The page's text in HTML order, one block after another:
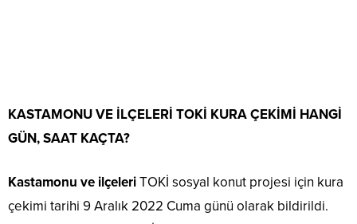
KASTAMONU VE İLÇELERİ TOKİ KURA ÇEKİMİ HANGİ
GÜN, SAAT KAÇTA?
Kastamonu ve ilçeleriTOKİ sosyal konut projesi için kura
çekimi tarihi 9 Aralık 2022 Cuma günü olarak bildirildi.